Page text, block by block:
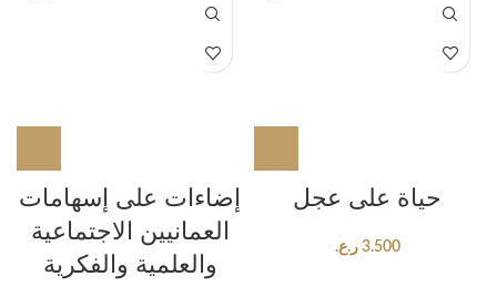
إضاءات على إسهامات
العمانيين الاجتماعية
والعلمية والفكرية
حياة على عجل
3.500 ر.ع.